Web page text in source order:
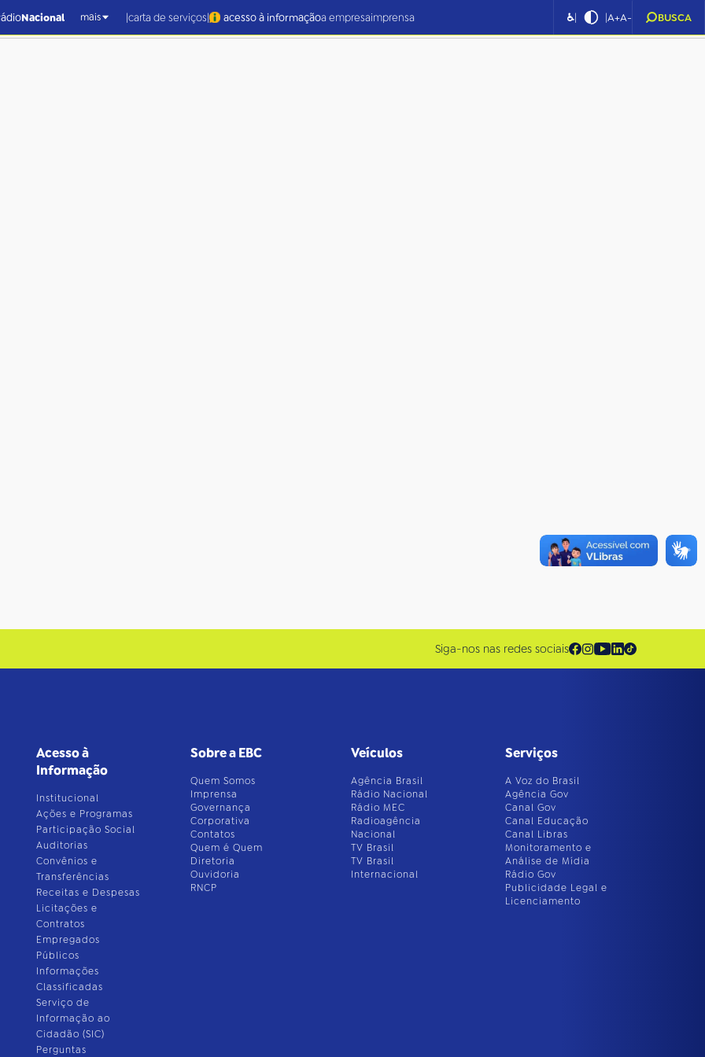
Nacional mais |carta de serviços| acesso à informaçãoa empresaimprensa ♿| |A+A- BUSCA
Siga-nos nas redes sociais
Acesso à
Informação
Institucional
Ações e Programas
Participação Social
Auditorias
Convênios e
Transferências
Receitas e Despesas
Licitações e
Contratos
Empregados
Públicos
Informações
Classificadas
Serviço de
Informação ao
Cidadão (SIC)
Perguntas
Sobre a EBC
Quem Somos
Imprensa
Governança
Corporativa
Contatos
Quem é Quem
Diretoria
Ouvidoria
RNCP
Veículos
Agência Brasil
Rádio Nacional
Rádio MEC
Radioagência
Nacional
TV Brasil
TV Brasil
Internacional
Serviços
A Voz do Brasil
Agência Gov
Canal Gov
Canal Educação
Canal Libras
Monitoramento e
Análise de Mídia
Rádio Gov
Publicidade Legal e
Licenciamento